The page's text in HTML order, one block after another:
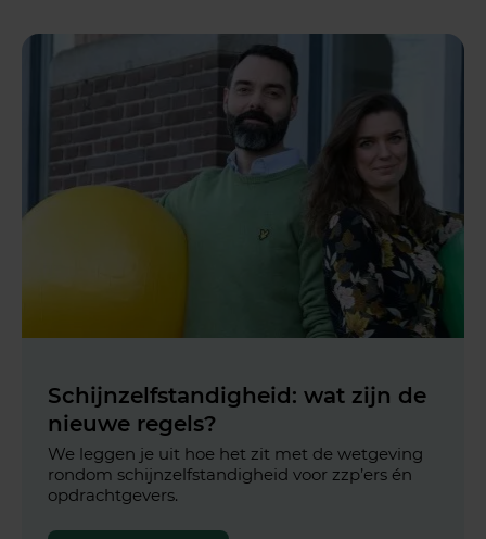
Schijnzelfstandigheid: wat zijn de
nieuwe regels?
We leggen je uit hoe het zit met de wetgeving
rondom schijnzelfstandigheid voor zzp’ers én
opdrachtgevers.